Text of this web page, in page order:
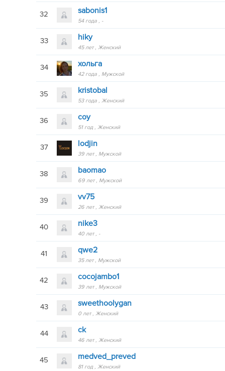
32 sabonis1
54 года -
33 hiky
45 лет Женский
34 хольга
42 года Мужской
35 kristobal
53 года Женский
36 coy
51 год Женский
37 lodjin
39 лет Мужской
38 baomao
69 лет Мужской
39 vv75
26 лет Женский
40 nike3
40 лет -
41 qwe2
35 лет Мужской
42 cocojambo1
39 лет Мужской
43 sweethoolygan
0 лет Женский
44 ck
46 лет Женский
45 medved_preved
81 год Женский